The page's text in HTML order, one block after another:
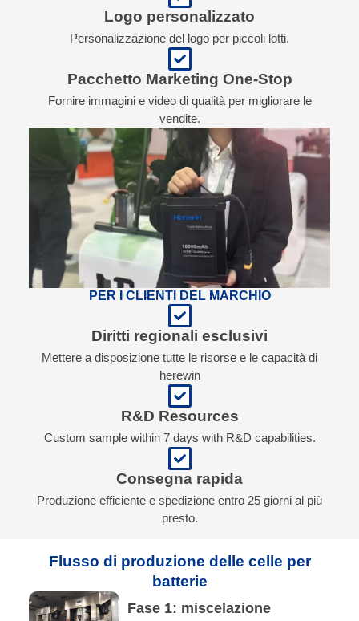
Logo personalizzato
Personalizzazione del logo per piccoli lotti.
Pacchetto Marketing One-Stop
Fornire immagini e video di qualità per migliorare le
vendite.
PER I CLIENTI DEL MARCHIO
Diritti regionali esclusivi
Mettere a disposizione tutte le risorse e le capacità di
herewin
R&D Resources
Custom sample within 7 days with R&D capabilities.
Consegna rapida
Produzione efficiente e spedizione entro 25 giorni al più
presto.
Flusso di produzione delle celle per
batterie
Fase 1: miscelazione